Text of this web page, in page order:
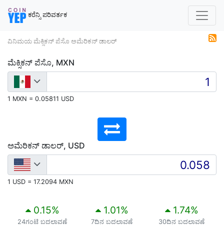
ಕರೆನ್ಸಿ ಪರಿವರ್ತಕ
ವಿನಿಮಯ ಮೆಕ್ಸಿಕನ್ ಪೆಸೊ ಅಮೆರಿಕನ್ ಡಾಲರ್
ಮೆಕ್ಸಿಕನ್ ಪೆಸೊ, MXN
1 MXN = 0.05811 USD
ಅಮೆರಿಕನ್ ಡಾಲರ್, USD
1 USD = 17.2094 MXN
0.15%
24ಗಂಟೆ ಬದಲಾವಣೆ
1.01%
7ದಿನ ಬದಲಾವಣೆ
1.74%
30ದಿನ ಬದಲಾವಣೆ